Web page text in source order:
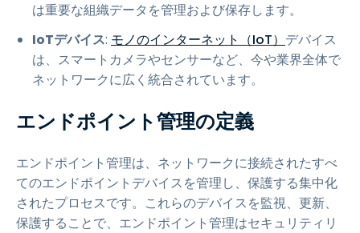
は重要な組織データを管理および保存します。
IoTデバイス: モノのインターネット（IoT） デバイス
は、スマートカメラやセンサーなど、今や業界全体で
ネットワークに広く統合されています。
エンドポイント管理の定義
エンドポイント管理は、ネットワークに接続されたすべ
てのエンドポイントデバイスを管理し、保護する集中化
されたプロセスです。これらのデバイスを監視、更新、
保護することで、エンドポイント管理はセキュリティリ